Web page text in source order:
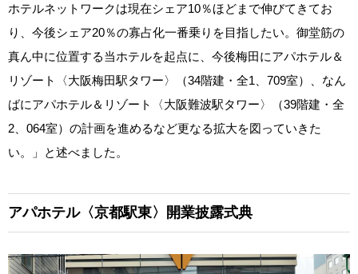
ホテルネットワークは現在シェア10％ほどまで伸びてきてお
り、今後シェア20％の寡占化一番乗りを目指したい。御堂筋の
真ん中に位置する当ホテルを起点に、今後梅田にアパホテル＆
リゾート〈大阪梅田駅タワー〉（34階建・全1、709室）、なん
ばにアパホテル＆リゾート〈大阪難波駅タワー〉（39階建・全
2、064室）の計画を進めるなど更なる拡大を図っていきた
い。」と述べました。
アパホテル〈京都駅東〉開業披露式典